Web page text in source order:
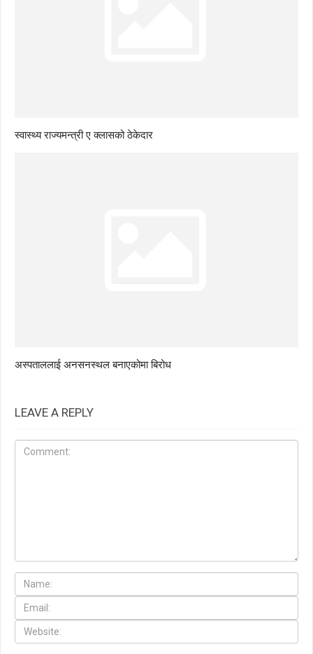
स्वास्थ्य राज्यमन्त्री ए क्लासको ठेकेदार
अस्पताललाई अनसनस्थल बनाएकोमा बिरोध
LEAVE A REPLY